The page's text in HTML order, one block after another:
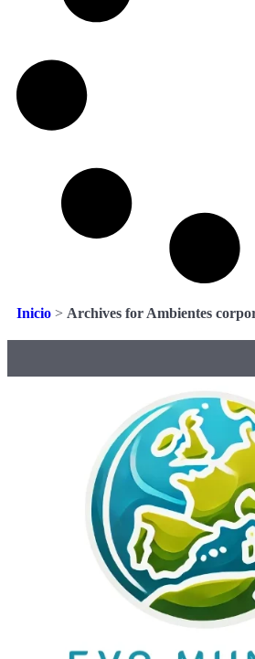
Inicio > Archives for Ambientes